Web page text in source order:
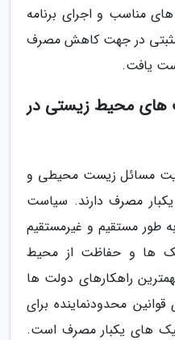
مناسب و اجرای برنامه
مثبتی در جهت کاهش مصرف
یافت.
محیط زیستی در
مسائل زیست محیطی و
مصرف دارند. سیاست
طور مستقیم و غیرمستقیم
ها و حفاظت از محیط
راهکارهای دولت ها
محدودنماینده برای
های یکبار مصرف است.